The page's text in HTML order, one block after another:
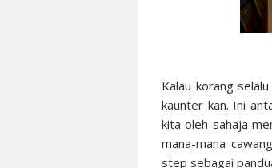
Kalau korang
kaunter kan. Ini
kita oleh sahaja
mana-mana
step sebagai